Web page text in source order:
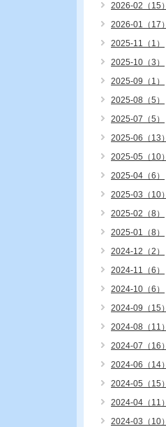
2026-02（15）
2026-01（17）
2025-11（1）
2025-10（3）
2025-09（1）
2025-08（5）
2025-07（5）
2025-06（13）
2025-05（10）
2025-04（6）
2025-03（10）
2025-02（8）
2025-01（8）
2024-12（2）
2024-11（6）
2024-10（6）
2024-09（15）
2024-08（11）
2024-07（16）
2024-06（14）
2024-05（15）
2024-04（11）
2024-03（10）